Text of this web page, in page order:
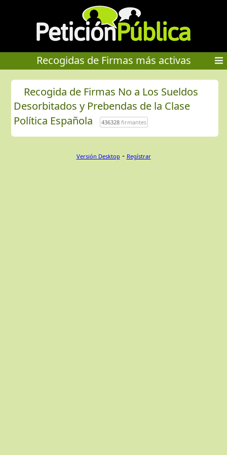
Recogidas de Firmas más activas
Recogida de Firmas No a Los Sueldos
Desorbitados y Prebendas de la Clase
Política Española
436328firmantes
Versión Desktop - Regístrar